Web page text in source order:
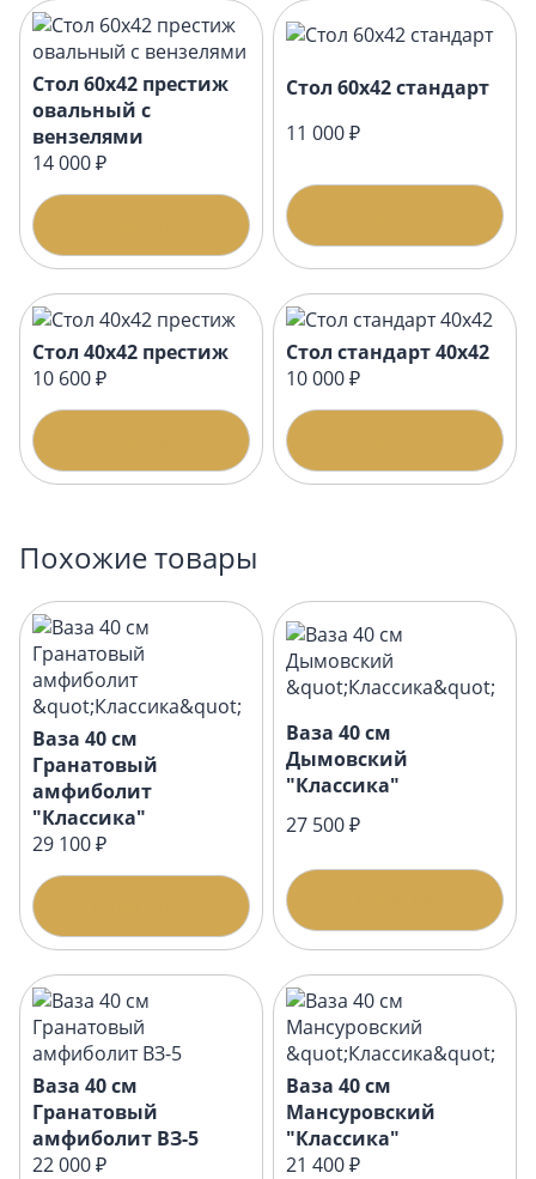
Стол 60х42 престиж
овальный с
вензелями
14 000 ₽
Стол 60х42 стандарт
11 000 ₽
Стол 40х42 престиж
10 600 ₽
Стол стандарт 40х42
10 000 ₽
Похожие товары
Ваза 40 см
Гранатовый
амфиболит
"Классика"
29 100 ₽
Ваза 40 см
Дымовский
"Классика"
27 500 ₽
Ваза 40 см
Гранатовый
амфиболит ВЗ-5
22 000 ₽
Ваза 40 см
Мансуровский
"Классика"
21 400 ₽